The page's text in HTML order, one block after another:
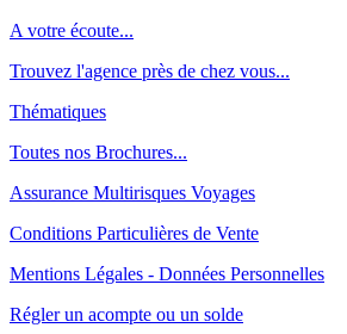
A votre écoute...
Trouvez l'agence près de chez vous...
Thématiques
Toutes nos Brochures...
Assurance Multirisques Voyages
Conditions Particulières de Vente
Mentions Légales - Données Personnelles
Régler un acompte ou un solde